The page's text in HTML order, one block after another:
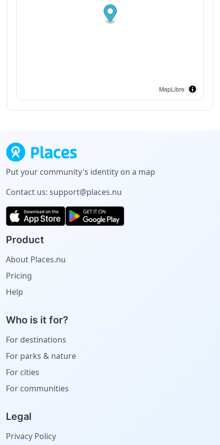
MapLibre
Put your community's identity on a map
Contact us: support@places.nu
Product
About Places.nu
Pricing
Help
Who is it for?
For destinations
For parks & nature
For cities
For communities
Legal
Privacy Policy